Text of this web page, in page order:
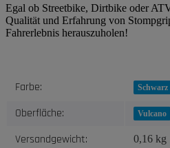
Egal ob Streetbike, Dirtbike oder
Qualität und Erfahrung von
Fahrerlebnis herauszuholen!
Produkteigenschaft
Wert
Farbe: Schwarz
Oberfläche: Vulcano
Versandgewicht: 0,16 kg